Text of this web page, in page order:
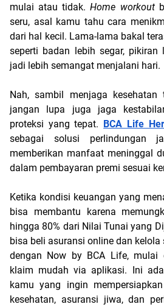
mulai atau tidak. Home workout
seru, asal kamu tahu cara
dari hal kecil. Lama-lama bakal
seperti badan lebih segar, pikiran
jadi lebih semangat menjalani hari.
Nah, sambil menjaga kesehatan
jangan lupa juga jaga
proteksi yang tepat. BCA Life
sebagai solusi perlindungan
memberikan manfaat meninggal
dalam pembayaran premi sesuai
Ketika kondisi keuangan yang
bisa membantu karena
hingga 80% dari Nilai Tunai yang
bisa beli asuransi online dan
dengan Now by BCA Life,
klaim mudah via aplikasi. Ini
kamu yang ingin
kesehatan, asuransi jiwa, dan